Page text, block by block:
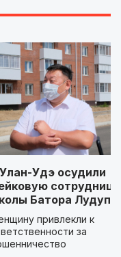
Удэ осудили
сотрудницу
Батора
привлекли к
за